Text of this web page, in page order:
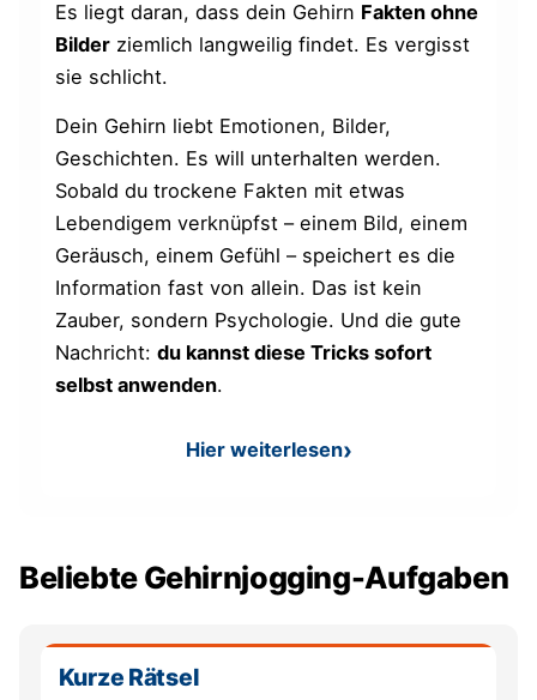
Es liegt daran, dass dein Gehirn Fakten ohne
Bilder ziemlich langweilig findet. Es vergisst
sie schlicht.
Dein Gehirn liebt Emotionen, Bilder,
Geschichten. Es will unterhalten werden.
Sobald du trockene Fakten mit etwas
Lebendigem verknüpfst – einem Bild, einem
Geräusch, einem Gefühl – speichert es die
Information fast von allein. Das ist kein
Zauber, sondern Psychologie. Und die gute
Nachricht:du kannst diese Tricks sofort
selbst anwenden.
Hier weiterlesen: Liste merken: Tipps und
Beliebte Gehirnjogging-Aufgaben
Kurze Rätsel